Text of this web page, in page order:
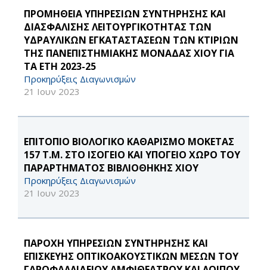
ΠΡΟΜΗΘΕΙΑ ΥΠΗΡΕΣΙΩΝ ΣΥΝΤΗΡΗΣΗΣ ΚΑΙ
ΔΙΑΣΦΑΛΙΣΗΣ ΛΕΙΤΟΥΡΓΙΚΟΤΗΤΑΣ ΤΩΝ
ΥΔΡΑΥΛΙΚΩΝ ΕΓΚΑΤΑΣΤΑΣΕΩΝ ΤΩΝ ΚΤΙΡΙΩΝ
ΤΗΣ ΠΑΝΕΠΙΣΤΗΜΙΑΚΗΣ ΜΟΝΑΔΑΣ ΧΙΟΥ ΓΙΑ
ΤΑ ΕΤΗ 2023-25
Προκηρύξεις Διαγωνισμών
21 Ιουν 2023
ΕΠΙΤΟΠΙΟ ΒΙΟΛΟΓΙΚΟ ΚΑΘΑΡΙΣΜΟ ΜΟΚΕΤΑΣ
157 Τ.Μ. ΣΤΟ ΙΣΟΓΕΙΟ ΚΑΙ ΥΠΟΓΕΙΟ ΧΩΡΟ ΤΟΥ
ΠΑΡΑΡΤΗΜΑΤΟΣ ΒΙΒΛΙΟΘΗΚΗΣ ΧΙΟΥ
Προκηρύξεις Διαγωνισμών
21 Ιουν 2023
ΠΑΡΟΧΗ ΥΠΗΡΕΣΙΩΝ ΣΥΝΤΗΡΗΣΗΣ ΚΑΙ
ΕΠΙΣΚΕΥΗΣ ΟΠΤΙΚΟΑΚΟΥΣΤΙΚΩΝ ΜΕΣΩΝ ΤΟΥ